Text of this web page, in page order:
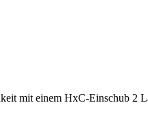
mit einem HxC-Einschub 2